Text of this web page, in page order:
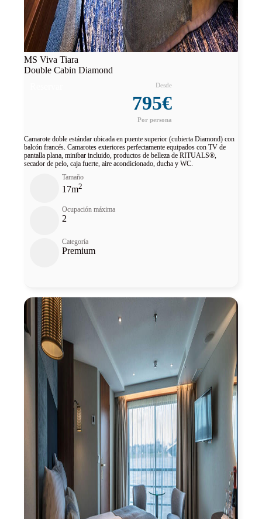
MS Viva Tiara
Double Cabin Diamond
795€
Camarote doble estándar ubicada en puente superior (cubierta Diamond) con
balcón francés. Camarotes exteriores perfectamente equipados con TV de
pantalla plana, minibar incluido, productos de belleza de RITUALS®,
secador de pelo, caja fuerte, aire acondicionado, ducha y WC.
Tamaño
17m2
Ocupación máxima
2
Categoría
Premium